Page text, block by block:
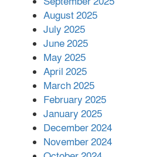
মোকাবিলায় সহায়তার আশ্বাস
এক বিলিয়ন
হবে
বান্দরবানে
August 2025
July 2025
June 2025
May 2025
April 2025
March 2025
February 2025
January 2025
December 2024
November 2024